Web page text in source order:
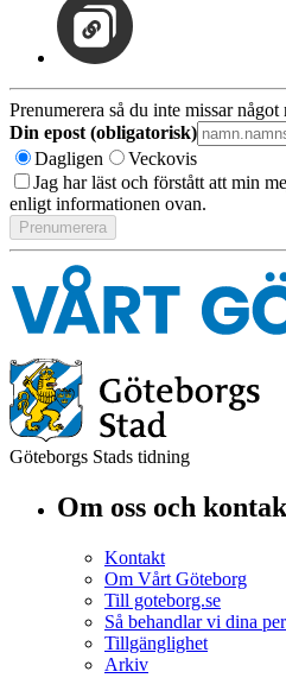
Prenumerera så du inte missar något
Din epost (obligatorisk)
Dagligen
Veckovis
Jag har läst och förstått att min
enligt informationen ovan.
Göteborgs Stads tidning
Om oss och
Kontakt
Om Vårt Göteborg
Till goteborg.se
Så behandlar vi dina
Tillgänglighet
Arkiv